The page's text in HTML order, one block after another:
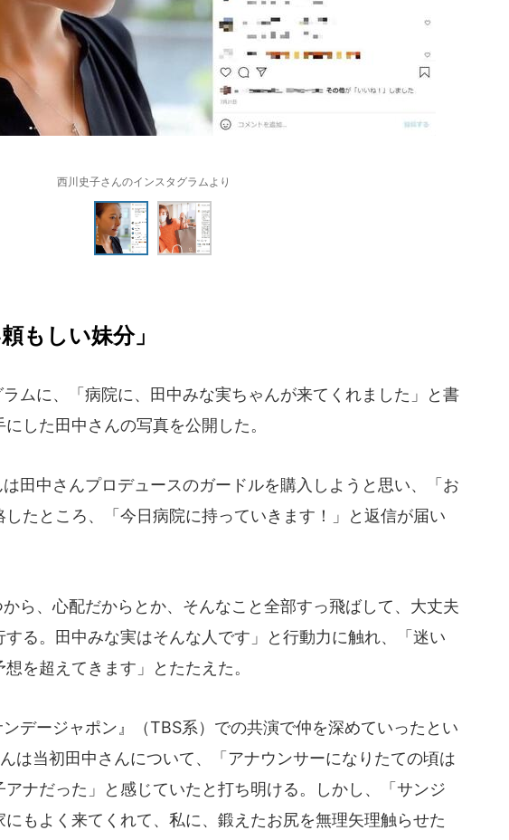
西川史子さんのインスタグラムより
もしい妹分」
ムに、「病院に、田中みな実ちゃんが来てくれました」と書
した田中さんの写真を公開した。
田中さんプロデュースのガードルを購入しようと思い、「お
したところ、「今日病院に持っていきます！」と返信が届い
ら、心配だからとか、そんなこと全部すっ飛ばして、大丈夫
る。田中みな実はそんな人です」と行動力に触れ、「迷い
を超えてきます」とたたえた。
デージャポン』（TBS系）での共演で仲を深めていったとい
は当初田中さんについて、「アナウンサーになりたての頃は
ナだった」と感じていたと打ち明ける。しかし、「サンジ
もよく来てくれて、私に、鍛えたお尻を無理矢理触らせた